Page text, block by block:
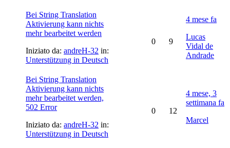
Bei String Translation
Aktivierung kann nichts
mehr bearbeitet werden
Iniziato da: andreH-32 in:
Unterstützung in Deutsch
0 9
4 mese fa
Lucas
Vidal de
Andrade
Bei String Translation
Aktivierung kann nichts
mehr bearbeitet werden,
502 Error
Iniziato da: andreH-32 in:
Unterstützung in Deutsch
0 12
4 mese, 3
settimana fa
Marcel